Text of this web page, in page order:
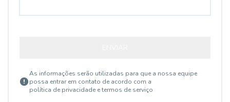
As informações serão utilizadas para que a nossa equipe
possa entrar em contato de acordo com a
política de privacidade e termos de serviço